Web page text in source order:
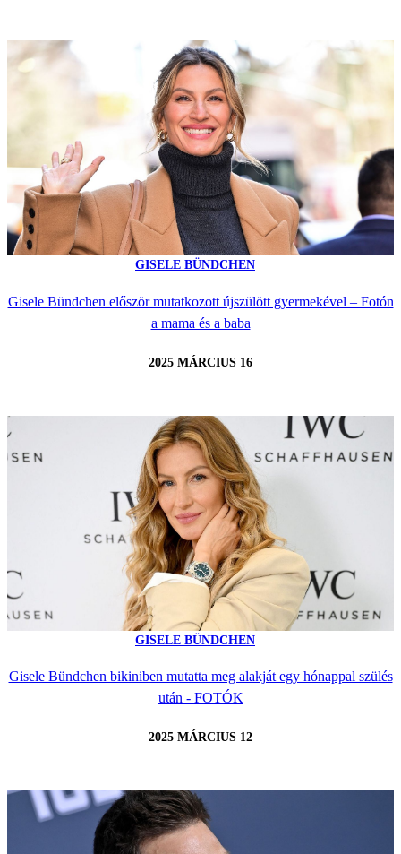
GISELE BÜNDCHEN
Gisele Bündchen először mutatkozott újszülött gyermekével – Fotón
a mama és a baba
2025 MÁRCIUS 16
GISELE BÜNDCHEN
Gisele Bündchen bikiniben mutatta meg alakját egy hónappal szülés
után - FOTÓK
2025 MÁRCIUS 12